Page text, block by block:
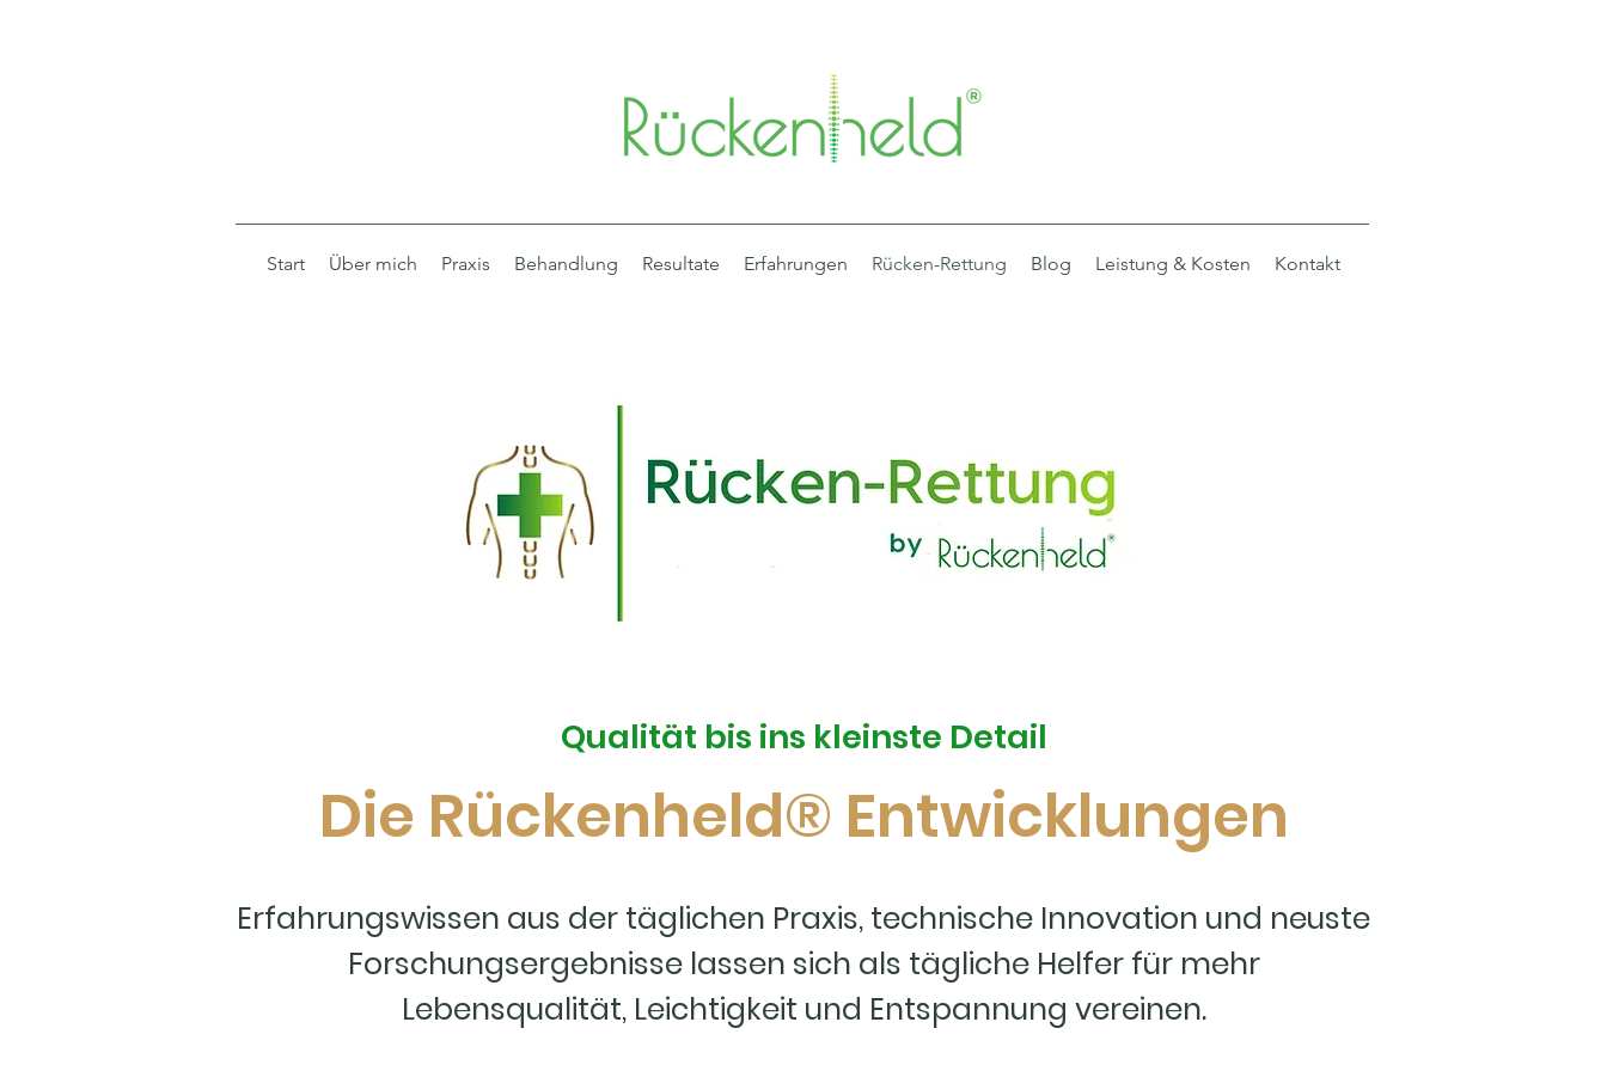
Start Über mich Praxis Behandlung Resultate Erfahrungen Rücken-Rettung Blog Leistung & Kosten Kontakt
Qualität bis ins kleinste Detail
Die Rückenheld® Entwicklungen
Erfahrungswissen aus der täglichen Praxis, technische Innovation und neuste
Forschungsergebnisse lassen sich als tägliche Helfer für mehr
Lebensqualität, Leichtigkeit und Entspannung vereinen.